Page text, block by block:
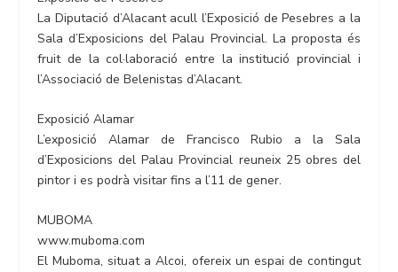
La Diputació d’Alacant acull l’Exposició de Pesebres a la
Sala d’Exposicions del Palau Provincial. La proposta és
fruit de la col·laboració entre la institució provincial i
l’Associació de Belenistas d’Alacant.
Exposició Alamar
L’exposició Alamar de Francisco Rubio a la Sala
d’Exposicions del Palau Provincial reuneix 25 obres del
pintor i es podrà visitar fins a l’11 de gener.
MUBOMA
www.muboma.com
El Muboma, situat a Alcoi, ofereix un espai de contingut